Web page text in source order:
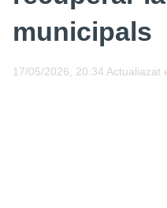
municipals
17/05/2026, 20:34 Actualiazat